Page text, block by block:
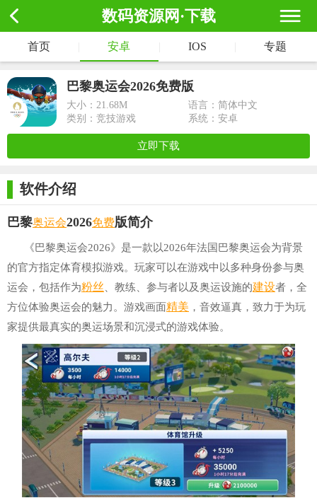
数码资源网·下载
首页 安卓 IOS 专题
巴黎奥运会2026免费版
大小： 21.68M
语言：简体中文
类别：竞技游戏
系统：安卓
立即下载
软件介绍
巴黎奥运会2026免费版简介
《巴黎奥运会2026》是一款以2026年法国巴黎奥运会为背景
的官方指定体育模拟游戏。玩家可以在游戏中以多种身份参与奥
运会，包括作为粉丝 、教练、参与者以及奥运设施的建设者，全
方位体验奥运会的魅力。游戏画面精美 ，音效逼真，致力于为玩
家提供最真实的奥运场景和沉浸式的游戏体验。